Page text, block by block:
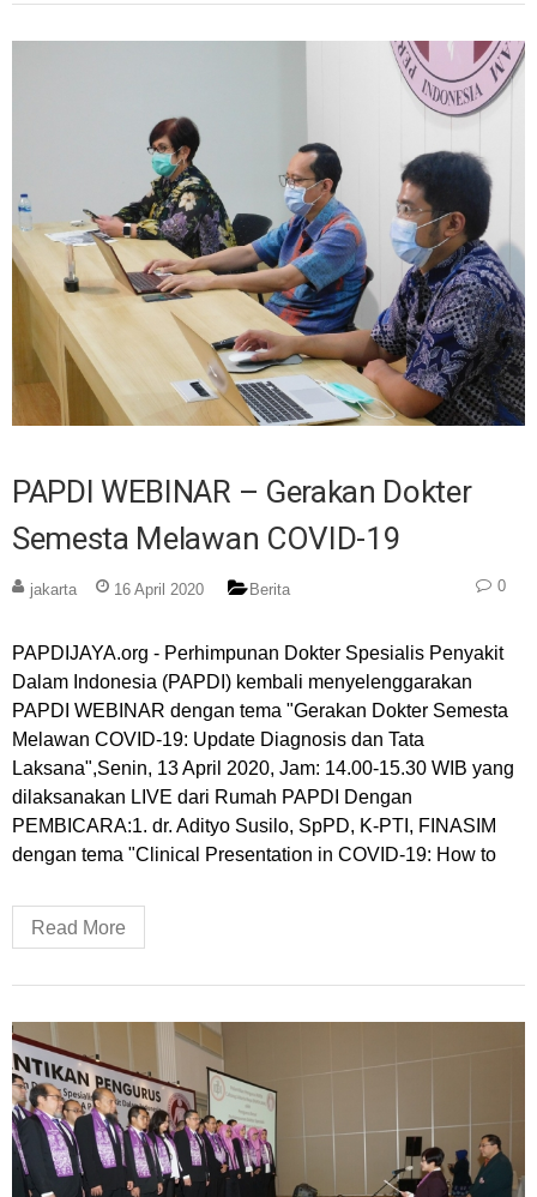
PAPDI WEBINAR – Gerakan Dokter
Semesta Melawan COVID-19
jakarta 16 April 2020 Berita 0
PAPDIJAYA.org - Perhimpunan Dokter Spesialis Penyakit
Dalam Indonesia (PAPDI) kembali menyelenggarakan
PAPDI WEBINAR dengan tema "Gerakan Dokter Semesta
Melawan COVID-19: Update Diagnosis dan Tata
Laksana",Senin, 13 April 2020, Jam: 14.00-15.30 WIB yang
dilaksanakan LIVE dari Rumah PAPDI Dengan
PEMBICARA:1. dr. Adityo Susilo, SpPD, K-PTI, FINASIM
dengan tema "Clinical Presentation in COVID-19: How to
Read More